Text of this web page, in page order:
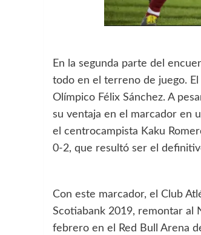
En la segunda parte del
todo en el terreno de juego.
Olímpico Félix Sánchez. A
su ventaja en el marcador en
el centrocampista Kaku
0-2, que resultó ser el
Con este marcador, el Club
Scotiabank 2019, remontar al
febrero en el Red Bull Arena